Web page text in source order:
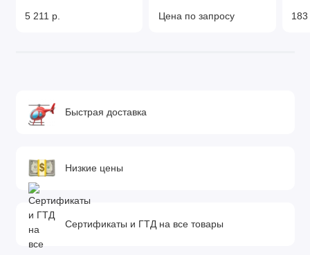
5 211 р. Цена по запросу
Быстрая доставка
Низкие цены
Сертификаты и ГТД на все товары